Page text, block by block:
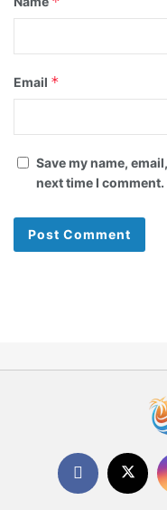
Email *
Save my name,
next time I comment.